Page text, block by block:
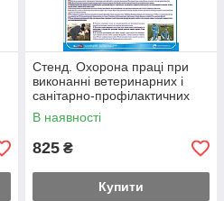
Стенд. Охорона праці при
виконанні ветеринарних і
санітарно-профілактичних
робіт. 0,6х1,0. Пластик
В наявності
825 ₴
Купити